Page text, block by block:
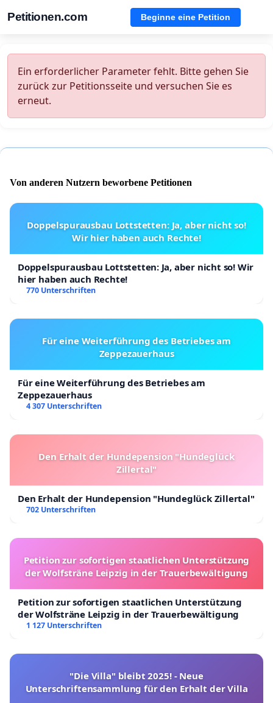
Petitionen.com Beginne eine Petition
Ein erforderlicher Parameter fehlt. Bitte gehen Sie
zurück zur Petitionsseite und versuchen Sie es
erneut.
Von anderen Nutzern beworbene Petitionen
Doppelspurausbau Lottstetten: Ja, aber nicht so!
Wir hier haben auch Rechte!
Doppelspurausbau Lottstetten: Ja, aber nicht so! Wir
hier haben auch Rechte!
770 Unterschriften
Für eine Weiterführung des Betriebes am
Zeppezauerhaus
Für eine Weiterführung des Betriebes am
Zeppezauerhaus
4 307 Unterschriften
Den Erhalt der Hundepension "Hundeglück
Zillertal"
Den Erhalt der Hundepension "Hundeglück Zillertal"
702 Unterschriften
Petition zur sofortigen staatlichen Unterstützung
der Wolfsträne Leipzig in der Trauerbewältigung
Petition zur sofortigen staatlichen Unterstützung
der Wolfsträne Leipzig in der Trauerbewältigung
1 127 Unterschriften
"Die Villa" bleibt 2025! - Neue
Unterschriftensammlung für den Erhalt der Villa